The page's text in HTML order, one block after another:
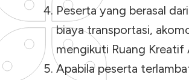
Peserta yang berasal
biaya transportasi,
mengikuti Ruang Kreatif
Apabila peserta